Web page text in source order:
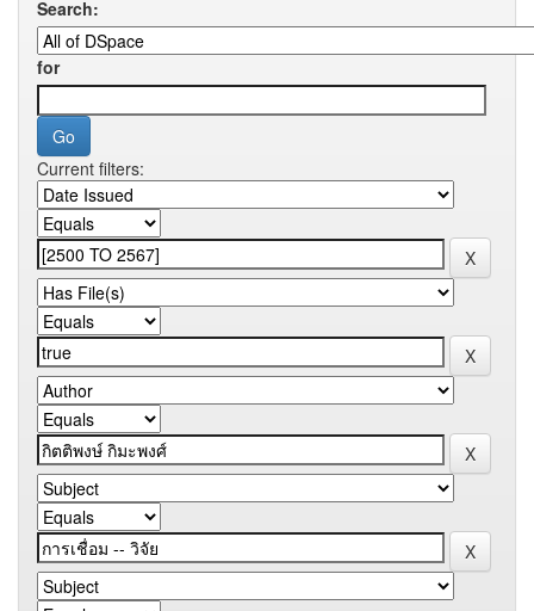
Search:
for
Current filters: